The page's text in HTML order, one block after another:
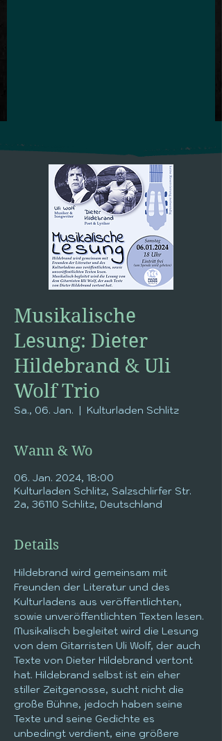
Musikalische
Lesung: Dieter
Hildebrand & Uli
Wolf Trio
Sa., 06. Jan.
  |
Kulturladen Schlitz
Wann & Wo
06. Jan. 2024, 18:00
Kulturladen Schlitz, Salzschlirfer Str.
2a, 36110 Schlitz, Deutschland
Details
Hildebrand wird gemeinsam mit
Freunden der Literatur und des
Kulturladens aus veröffentlichten,
sowie unveröffentlichten Texten lesen.
Musikalisch begleitet wird die Lesung
von dem Gitarristen Uli Wolf, der auch
Texte von Dieter Hildebrand vertont
hat. Hildebrand selbst ist ein eher
stiller Zeitgenosse, sucht nicht die
große Bühne, jedoch haben seine
Texte und seine Gedichte es
unbedingt verdient, eine größere